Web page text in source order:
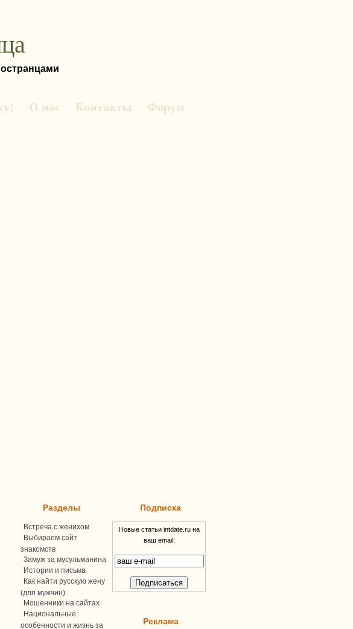
О нас Контакты Форум
Разделы
Встреча с женихом
Выбираем сайт
знакомств
Замуж за мусульманина
Истории и письма
Как найти русскую жену
(для мужчин)
Мошенники на сайтах
Национальные
особенности и жизнь за
Подписка
Новые статьи intdate.ru на
ваш email:
Реклама